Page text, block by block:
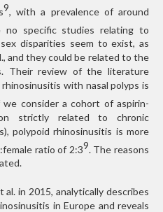
9, with a prevalence of around
no specific studies relating to
disparities seem to exist, as
and they could be related to the
Their review of the literature
with nasal polyps is
consider a cohort of aspirin-
strictly related to chronic
polypoid rhinosinusitis is more
ratio of 2:39. The reasons
in 2015, analytically describes
in Europe and reveals